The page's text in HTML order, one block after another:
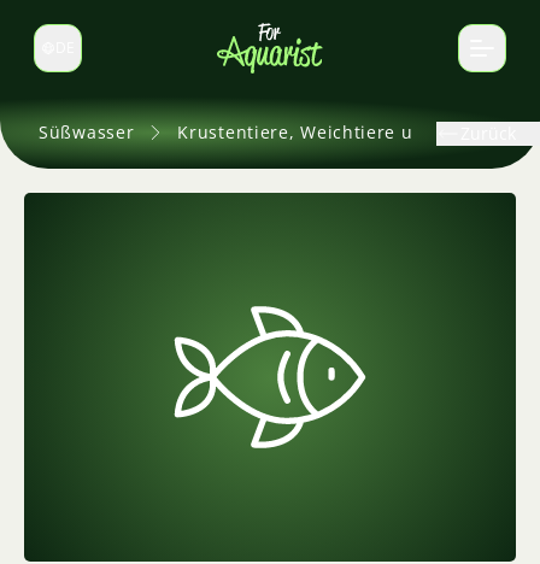
Sprache wechseln
Süßwasser Krustentiere, Weichtiere und andere